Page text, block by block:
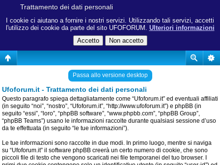
I cookie ci aiutano a fornire i nostri servizi. Utilizzando tali servizi, accetti
l'utilizzo dei cookie da parte del sito UFOFORUM. Ulteriori informazioni
Trattamento dei dati personali
Passa allo versione desktop
Ufoforum.it - Trattamento dei dati personali
Questo paragrafo spiega dettagliatamente come “Ufoforum.it” ed eventuali affiliati
(in seguito “noi”, “nostro”, “Ufoforum.it”, “http://www.ufoforum.it”) e phpBB (in
seguito “essi”, “loro”, “phpBB software”, “www.phpbb.com”, “phpBB Group”,
“phpBB Teams”) usano le informazioni raccolte durante qualsiasi sessione d’uso
da te effettuata (in seguito “le tue informazioni”).
Le tue informazioni sono raccolte in due modi. In primo luogo, mentre si naviga
su “Ufoforum.it” il software phpBB creerà un certo numero di cookie, che sono
piccoli file di testo che vengono scaricati nei file temporanei del tuo browser. I